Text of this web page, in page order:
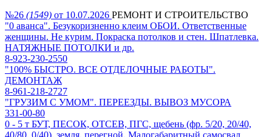
№26 (1549) от 10.07.2026 РЕМОНТ И СТРОИТЕЛЬСТВО
"0 аванса". Безукоризненно клеим ОБОИ. Ответственные
женщины. Не курим. Покраска потолков и стен. Шпатлевка.
НАТЯЖНЫЕ ПОТОЛКИ и др.
8-923-230-2550
"100% БЫСТРО. ВСЕ ОТДЕЛОЧНЫЕ РАБОТЫ".
ДЕМОНТАЖ
8-961-218-2727
"ГРУЗИМ С УМОМ". ПЕРЕЕЗДЫ. ВЫВОЗ МУСОРА
331-00-80
0 - 5 т БУТ, ПЕСОК, ОТСЕВ, ПГС, щебень (фр. 5/20, 20/40,
40/80, 0/40), земля, перегной. Малогабаритный самосвал